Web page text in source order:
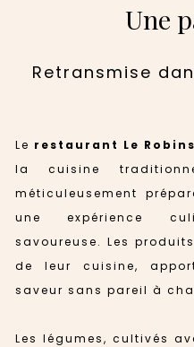
Une
Retransmise
Le restaurant Le
la cuisine
méticuleusement
une expérience
savoureuse. Les
de leur cuisine,
saveur sans pareil à
Les légumes, cultivés